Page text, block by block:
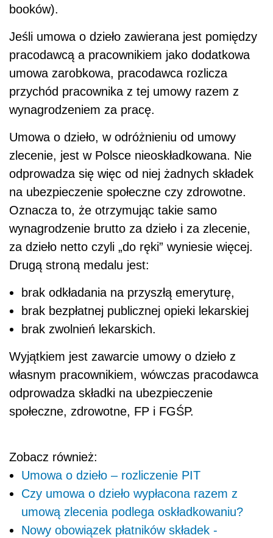
booków).
Jeśli umowa o dzieło zawierana jest pomiędzy
pracodawcą a pracownikiem jako dodatkowa
umowa zarobkowa, pracodawca rozlicza
przychód pracownika z tej umowy razem z
wynagrodzeniem za pracę.
Umowa o dzieło, w odróżnieniu od umowy
zlecenie, jest w Polsce nieoskładkowana. Nie
odprowadza się więc od niej żadnych składek
na ubezpieczenie społeczne czy zdrowotne.
Oznacza to, że otrzymując takie samo
wynagrodzenie brutto za dzieło i za zlecenie,
za dzieło netto czyli „do ręki” wyniesie więcej.
Drugą stroną medalu jest:
brak odkładania na przyszłą emeryturę,
brak bezpłatnej publicznej opieki lekarskiej
brak zwolnień lekarskich.
Wyjątkiem jest zawarcie umowy o dzieło z
własnym pracownikiem, wówczas pracodawca
odprowadza składki na ubezpieczenie
społeczne, zdrowotne, FP i FGŚP.
Zobacz również:
Umowa o dzieło – rozliczenie PIT
Czy umowa o dzieło wypłacona razem z
umową zlecenia podlega oskładkowaniu?
Nowy obowiązek płatników składek -